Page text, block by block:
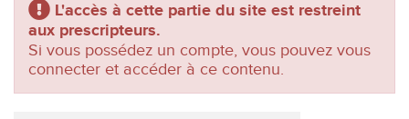
L'accès à cette partie du site est restreint
aux prescripteurs.
Si vous possédez un compte, vous pouvez vous
connecter et accéder à ce contenu.